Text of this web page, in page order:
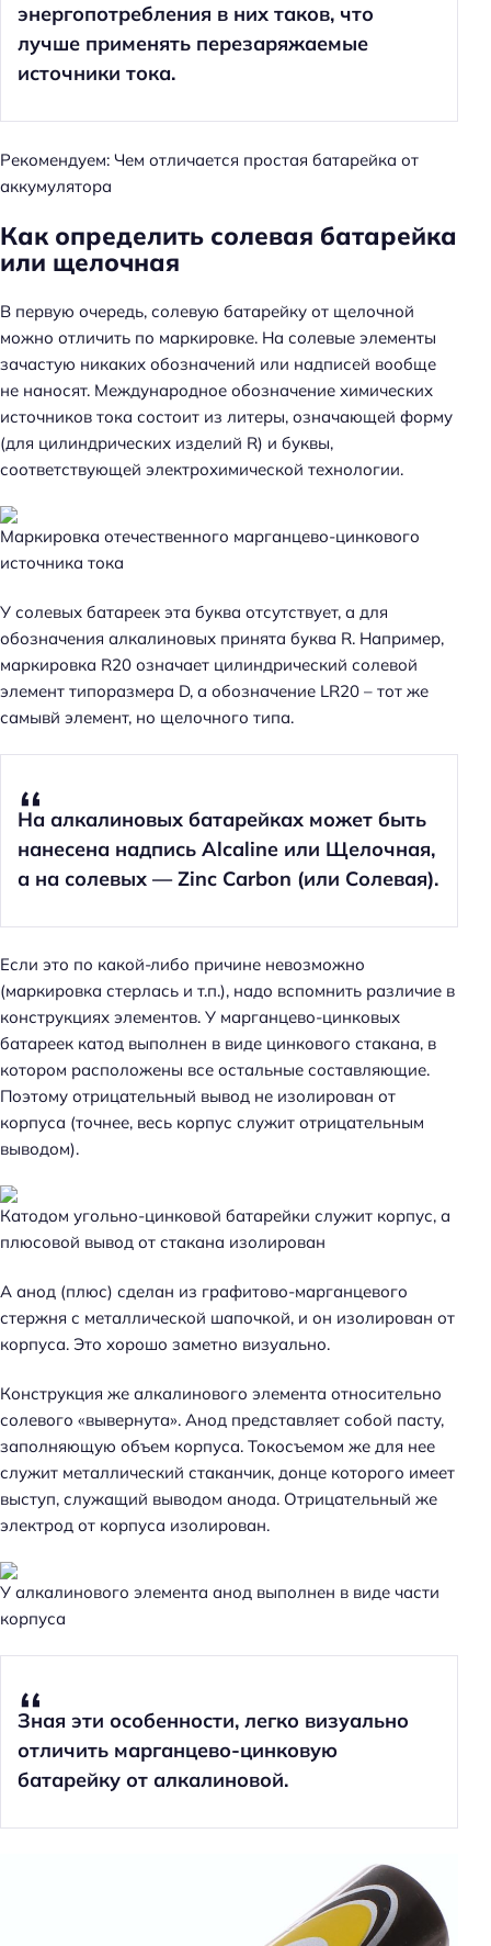
энергопотребления в них таков, что
лучше применять перезаряжаемые
источники тока.
Рекомендуем: Чем отличается простая батарейка от
аккумулятора
Как определить солевая батарейка
или щелочная
В первую очередь, солевую батарейку от щелочной
можно отличить по маркировке. На солевые элементы
зачастую никаких обозначений или надписей вообще
не наносят. Международное обозначение химических
источников тока состоит из литеры, означающей форму
(для цилиндрических изделий R) и буквы,
соответствующей электрохимической технологии.
Маркировка отечественного марганцево-цинкового
источника тока
У солевых батареек эта буква отсутствует, а для
обозначения алкалиновых принята буква R. Например,
маркировка R20 означает цилиндрический солевой
элемент типоразмера D, а обозначение LR20 – тот же
самывй элемент, но щелочного типа.
На алкалиновых батарейках может быть
нанесена надпись Alcaline или Щелочная,
а на солевых — Zinc Carbon (или Солевая).
Если это по какой-либо причине невозможно
(маркировка стерлась и т.п.), надо вспомнить различие в
конструкциях элементов. У марганцево-цинковых
батареек катод выполнен в виде цинкового стакана, в
котором расположены все остальные составляющие.
Поэтому отрицательный вывод не изолирован от
корпуса (точнее, весь корпус служит отрицательным
выводом).
Катодом угольно-цинковой батарейки служит корпус, а
плюсовой вывод от стакана изолирован
А анод (плюс) сделан из графитово-марганцевого
стержня с металлической шапочкой, и он изолирован от
корпуса. Это хорошо заметно визуально.
Конструкция же алкалинового элемента относительно
солевого «вывернута». Анод представляет собой пасту,
заполняющую объем корпуса. Токосъемом же для нее
служит металлический стаканчик, донце которого имеет
выступ, служащий выводом анода. Отрицательный же
электрод от корпуса изолирован.
У алкалинового элемента анод выполнен в виде части
корпуса
Зная эти особенности, легко визуально
отличить марганцево-цинковую
батарейку от алкалиновой.
Н
а
т
и
: